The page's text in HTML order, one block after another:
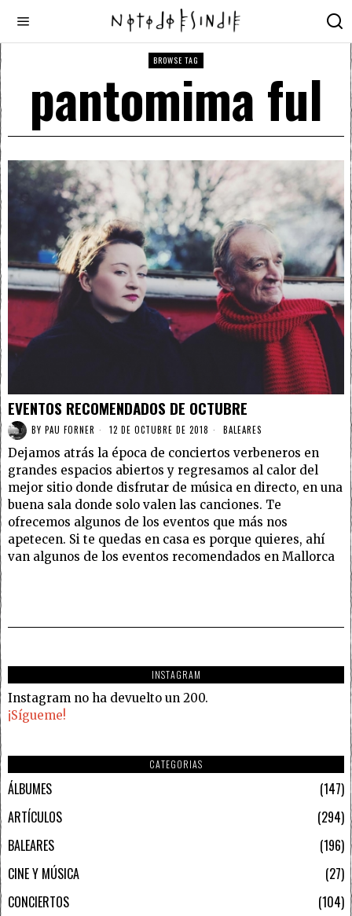
BROWSE TAG
pantomima ful
EVENTOS RECOMENDADOS DE OCTUBRE
BY PAU FORNER 12 DE OCTUBRE DE 2018 BALEARES
Dejamos atrás la época de conciertos verbeneros en
grandes espacios abiertos y regresamos al calor del
mejor sitio donde disfrutar de música en directo, en una
buena sala donde solo valen las canciones. Te
ofrecemos algunos de los eventos que más nos
apetecen. Si te quedas en casa es porque quieres, ahí
van algunos de los eventos recomendados en Mallorca
INSTAGRAM
Instagram no ha devuelto un 200.
¡Sígueme!
CATEGORIAS
ÁLBUMES
147
ARTÍCULOS
294
BALEARES
196
CINE Y MÚSICA
27
CONCIERTOS
104